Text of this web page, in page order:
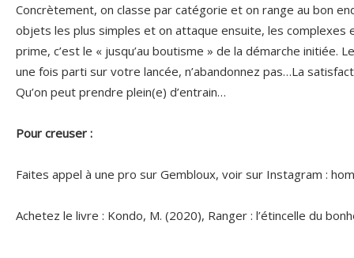
Concrètement, on classe par catégorie et on range au bon
objets les plus simples et on attaque ensuite, les complexes
prime, c’est le « jusqu’au boutisme » de la démarche initiée.
une fois parti sur votre lancée, n’abandonnez pas…La
Qu’on peut prendre plein(e) d’entrain…
Pour creuser :
Faites appel à une pro sur Gembloux, voir sur Instagram :
Achetez le livre : Kondo, M. (2020), Ranger : l’étincelle du